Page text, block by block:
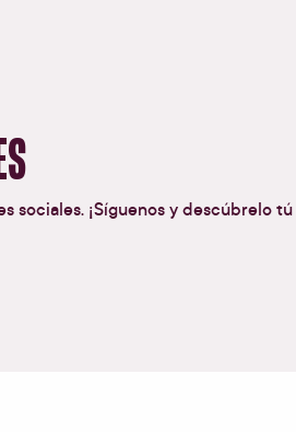
¡Síguenos y descúbrelo tú